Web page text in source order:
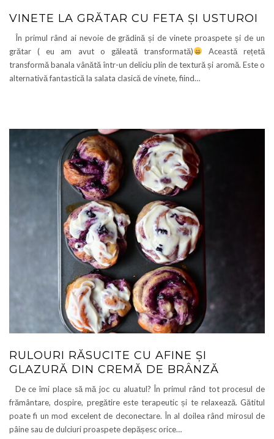
VINETE LA GRĂTAR CU FETA ȘI USTUROI
În primul rând ai nevoie de grădină și de vinete proaspete și de un
grătar ( eu am avut o găleată transformată)
Această rețetă
transformă banala vânătă într-un deliciu plin de textură și aromă. Este o
alternativă fantastică la salata clasică de vinete, fiind…
RULOURI RĂSUCITE CU AFINE ȘI
GLAZURĂ DIN CREMĂ DE BRÂNZĂ
De ce îmi place să mă joc cu aluatul? În primul rând tot procesul de
frământare, dospire, pregătire este terapeutic și te relaxează. Gătitul
poate fi un mod excelent de deconectare. În al doilea rând mirosul de
pâine sau de dulciuri proaspete depășesc orice…